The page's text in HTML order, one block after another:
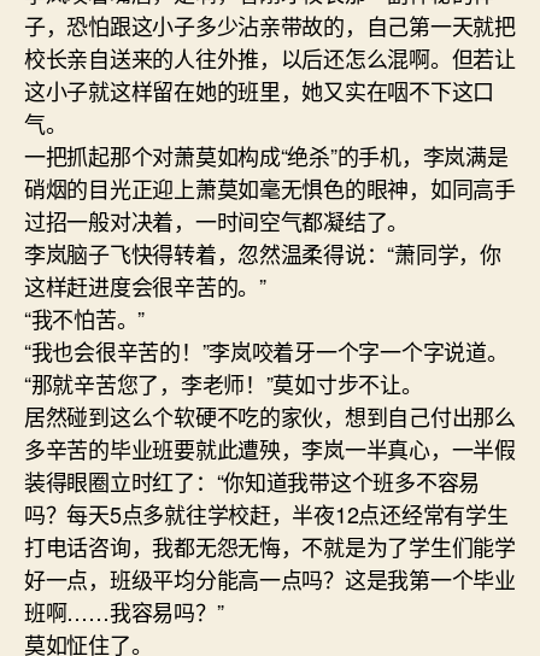
子，恐怕跟这小子多少沾亲带故的，自己第一天就把
校长亲自送来的人往外推，以后还怎么混啊。但若让
这小子就这样留在她的班里，她又实在咽不下这口
气。
一把抓起那个对萧莫如构成“绝杀”的手机，李岚满是
硝烟的目光正迎上萧莫如毫无惧色的眼神，如同高手
过招一般对决着，一时间空气都凝结了。
李岚脑子飞快得转着，忽然温柔得说：“萧同学，你
这样赶进度会很辛苦的。”
“我不怕苦。”
“我也会很辛苦的！”李岚咬着牙一个字一个字说道。
“那就辛苦您了，李老师！”莫如寸步不让。
居然碰到这么个软硬不吃的家伙，想到自己付出那么
多辛苦的毕业班要就此遭殃，李岚一半真心，一半假
装得眼圈立时红了：“你知道我带这个班多不容易
吗？每天5点多就往学校赶，半夜12点还经常有学生
打电话咨询，我都无怨无悔，不就是为了学生们能学
好一点，班级平均分能高一点吗？这是我第一个毕业
班啊……我容易吗？”
莫如怔住了。